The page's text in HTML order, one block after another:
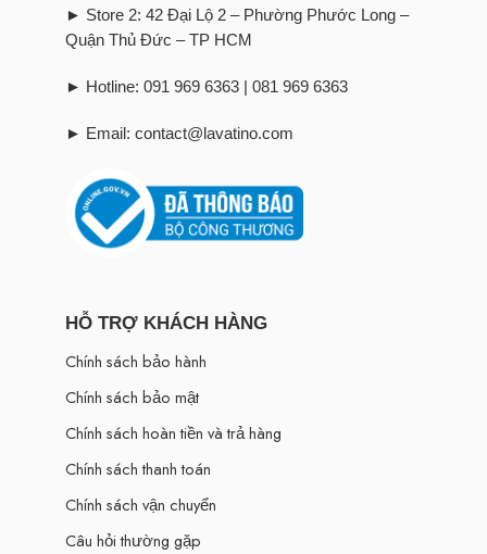
► Store 2: 42 Đại Lộ 2 – Phường Phước Long –
Quận Thủ Đức – TP HCM
► Hotline: 091 969 6363 | 081 969 6363
► Email: contact@lavatino.com
HỖ TRỢ KHÁCH HÀNG
Chính sách bảo hành
Chính sách bảo mật
Chính sách hoàn tiền và trả hàng
Chính sách thanh toán
Chính sách vận chuyển
Câu hỏi thường gặp